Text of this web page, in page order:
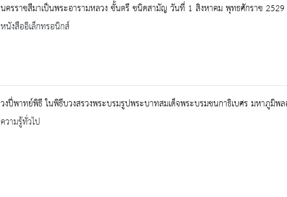
นครราชสีมาเป็นพระอารามหลวง ชั้นตรี ชนิดสามัญ วันที่ 1 สิงหาคม พุทธศักราช 2529
หนังสืออิเล็กทรอนิกส์
วงปี่พาทย์พิธี ในพิธีบวงสรวงพระบรมรูปพระบาทสมเด็จพระบรมชนกาธิเบศร มหาภูมิพ
ความรู้ทั่วไป